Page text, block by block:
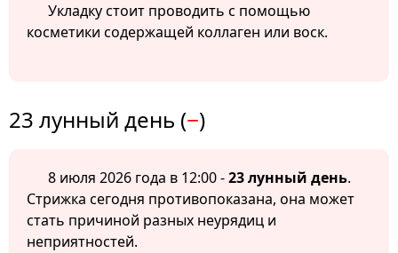
Укладку стоит проводить с помощью
косметики содержащей коллаген или воск.
23 лунный день (−)
8 июля 2026 года в 12:00 -23 лунный день.
Стрижка сегодня противопоказана, она может
стать причиной разных неурядиц и
неприятностей.